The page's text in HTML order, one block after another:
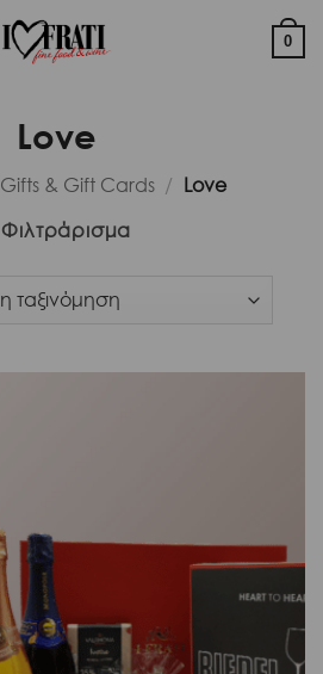
0
Love
Gifts & Gift Cards / Love
Φιλτράρισμα